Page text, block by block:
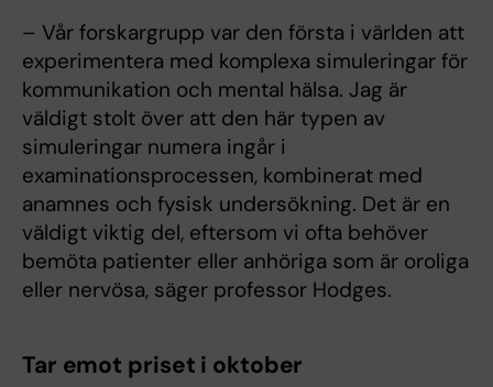
– Vår forskargrupp var den första i världen att
experimentera med komplexa simuleringar för
kommunikation och mental hälsa. Jag är
väldigt stolt över att den här typen av
simuleringar numera ingår i
examinationsprocessen, kombinerat med
anamnes och fysisk undersökning. Det är en
väldigt viktig del, eftersom vi ofta behöver
bemöta patienter eller anhöriga som är oroliga
eller nervösa, säger professor Hodges.
Tar emot priset i oktober